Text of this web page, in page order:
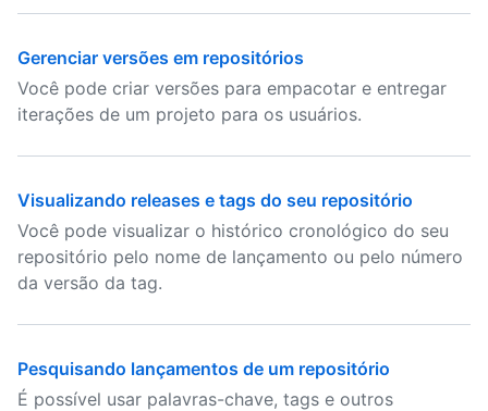
Gerenciar versões em repositórios
Você pode criar versões para empacotar e entregar
iterações de um projeto para os usuários.
Visualizando releases e tags do seu repositório
Você pode visualizar o histórico cronológico do seu
repositório pelo nome de lançamento ou pelo número
da versão da tag.
Pesquisando lançamentos de um repositório
É possível usar palavras-chave, tags e outros